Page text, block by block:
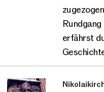
erfährst